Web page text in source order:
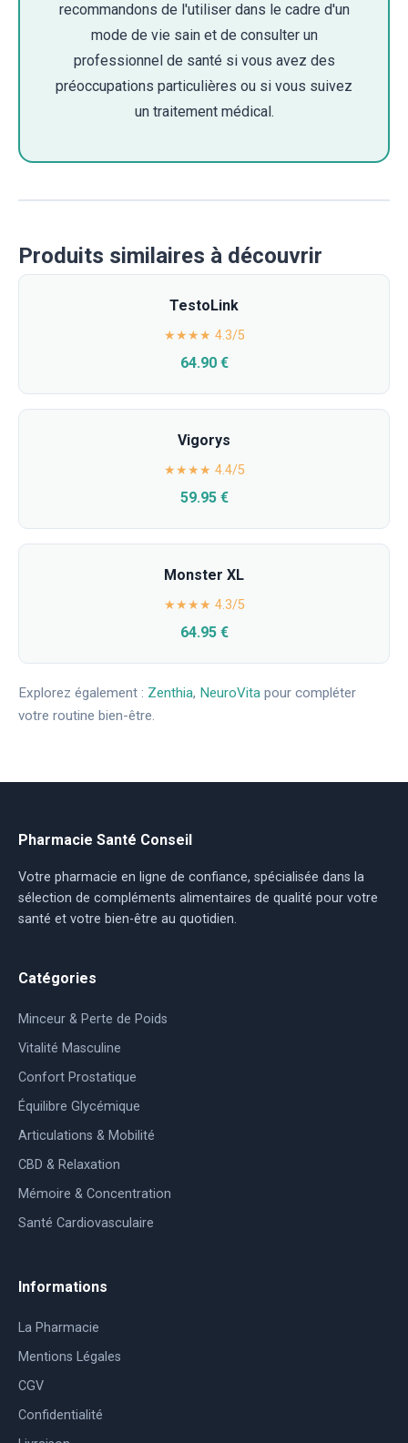
recommandons de l'utiliser dans le cadre d'un
mode de vie sain et de consulter un
professionnel de santé si vous avez des
préoccupations particulières ou si vous suivez
un traitement médical.
Produits similaires à découvrir
TestoLink
★★★★ 4.3/5
64.90 €
Vigorys
★★★★ 4.4/5
59.95 €
Monster XL
★★★★ 4.3/5
64.95 €
Explorez également : Zenthia, NeuroVita pour compléter
votre routine bien-être.
Pharmacie Santé Conseil
Votre pharmacie en ligne de confiance, spécialisée dans la
sélection de compléments alimentaires de qualité pour votre
santé et votre bien-être au quotidien.
Catégories
Minceur & Perte de Poids
Vitalité Masculine
Confort Prostatique
Équilibre Glycémique
Articulations & Mobilité
CBD & Relaxation
Mémoire & Concentration
Santé Cardiovasculaire
Informations
La Pharmacie
Mentions Légales
CGV
Confidentialité